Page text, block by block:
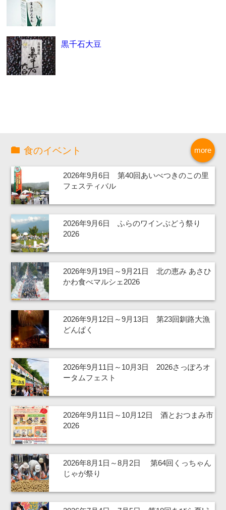
黒千石大豆
more
食のイベント
2026年9月6日 第40回あいべつきのこの里
フェスティバル
2026年9月6日 ふらのワインぶどう祭り
2026
2026年9月19日～9月21日 北の恵み あさひ
かわ食べマルシェ2026
2026年9月12日～9月13日 第23回釧路大漁
どんぱく
2026年9月11日～10月3日 2026さっぽろオ
ータムフェスト
2026年9月11日～10月12日 酒とおつまみ市
2026
2026年8月1日～8月2日 第64回くっちゃん
じゃが祭り